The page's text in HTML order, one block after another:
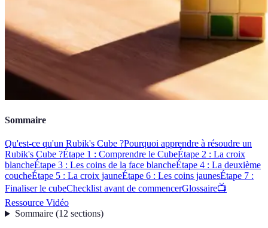
Sommaire
Qu'est-ce qu'un Rubik's Cube ?Pourquoi apprendre à résoudre un
Rubik's Cube ?Étape 1 : Comprendre le CubeÉtape 2 : La croix
blancheÉtape 3 : Les coins de la face blancheÉtape 4 : La deuxième
coucheÉtape 5 : La croix jauneÉtape 6 : Les coins jaunesÉtape 7 :
Finaliser le cubeChecklist avant de commencerGlossaire📺
Ressource Vidéo
Sommaire(12 sections)